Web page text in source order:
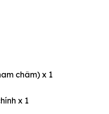
châm) x 1
x 1